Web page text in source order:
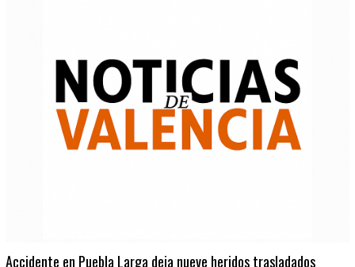
Accidente en Puebla Larga deja nueve heridos trasladados